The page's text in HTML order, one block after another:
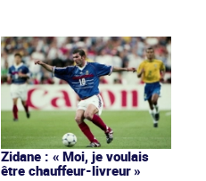
Zidane : « Moi, je voulais
être chauffeur-livreur »